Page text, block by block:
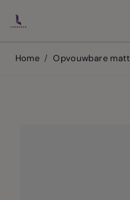
Home / Opvouwbare